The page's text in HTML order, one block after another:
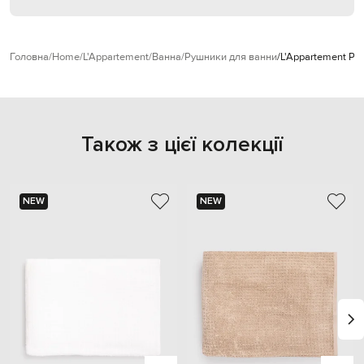
Головна Home L'Appartement Ванна Рушники для ванни L'Appartement
Також з цієї колекції
NEW NEW